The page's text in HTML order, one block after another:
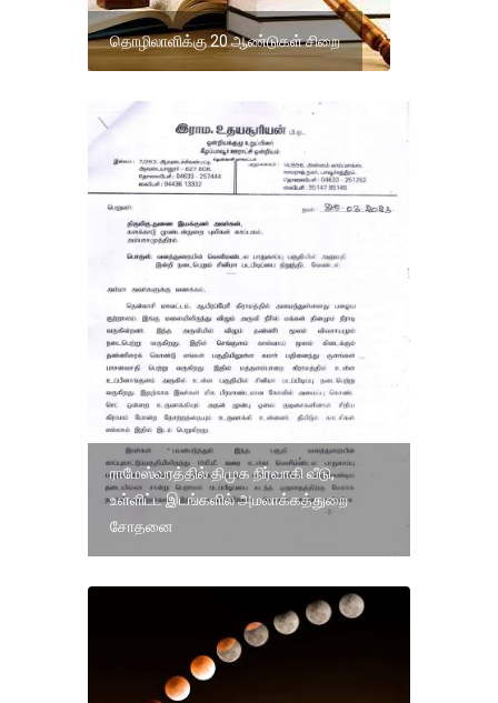
தொழிலாளிக்கு 20 ஆண்டுகள் சிறை
ராமேஸ்வரத்தில் திமுக நிர்வாகி வீடு,
உள்ளிட்ட இடங்களில் அமலாக்கத்துறை
சோதனை